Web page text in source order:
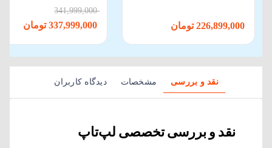
RTX5060-WIN 11
341,999,000
نقد و بررسی مشخصات دیدگاه کاربران
نقد و بررسی تخصصی لپ‌‌تاپ‌